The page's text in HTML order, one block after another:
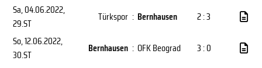
Sa, 04.06.2022,
29.ST
Türkspor : Bernhausen
2 : 3
So, 12.06.2022,
30.ST
Bernhausen : OFK Beograd 3 : 0